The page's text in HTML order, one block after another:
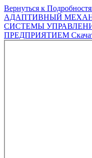
Вернуться к
АДАПТИВНЫЙ
СИСТЕМЫ
ПРЕДПРИЯТИЕМ